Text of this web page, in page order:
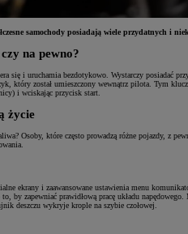
samochody posiadają wiele przydatnych i
na pewno?
się i uruchamia bezdotykowo. Wystarczy posiadać
który został umieszczony wewnątrz pilota. Tym
i wciskając przycisk start.
życie
Osoby, które często prowadzą różne pojazdy, z
ekrany i zaawansowane ustawienia menu
by zapewniać prawidłową pracę układu
deszczu wykryje krople na szybie czołowej.